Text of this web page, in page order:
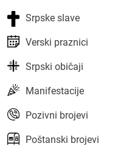
Srpske slave
Verski praznici
Srpski običaji
Manifestacije
Pozivni brojevi
Poštanski brojevi